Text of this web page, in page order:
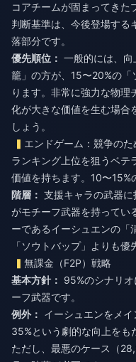
コアチームが固まってきた
判断基準は、今後登場する
落部分です。
優先順位： 一般的には、
籠」の方が、15〜20%の「
ります。非常に強力な物理
化が大きな価値を生む場合
しょう。
エンドゲーム：競争の
ランキング上位を狙うベテ
価値を持ちます。10〜15%
階層： 支援キャラの武器
がモチーフ武器を持ってい
ーであるイーシュエンの「
「ソウトバップ」よりも優
無課金（F2P）戦略
基本方針： 95%のシナリ
ーフ武器です。
例外： イーシュエンをメ
35%という劇的な向上をも
ただし、最悪のケース（